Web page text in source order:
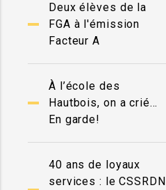
Deux élèves de la
FGA à l'émission
Facteur A
À l’école des
Hautbois, on a crié…
En garde!
40 ans de loyaux
services : le CSSRDN